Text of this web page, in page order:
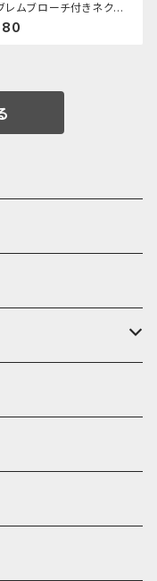
レムブローチ付きネクタ
ーン)